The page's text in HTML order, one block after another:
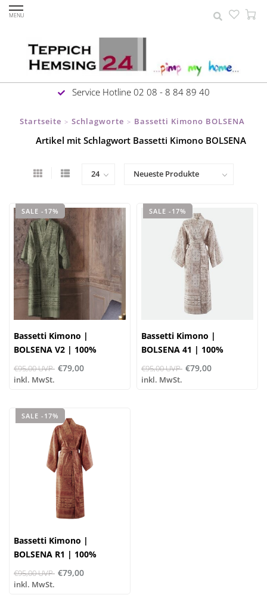
MENU
Service Hotline 02 08 - 8 84 89 40
Startseite > Schlagworte > Bassetti Kimono BOLSENA
Artikel mit Schlagwort Bassetti Kimono BOLSENA
SALE -17%
Bassetti Kimono |
BOLSENA V2 | 100%
Baumwolle
€95,00 UVP €79,00
inkl. MwSt.
SALE -17%
Bassetti Kimono |
BOLSENA 41 | 100%
Baumwolle
€95,00 UVP €79,00
inkl. MwSt.
SALE -17%
Bassetti Kimono |
BOLSENA R1 | 100%
Baumwolle
€95,00 UVP €79,00
inkl. MwSt.